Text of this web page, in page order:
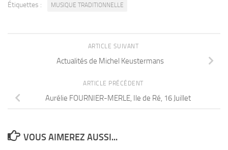
Étiquettes : MUSIQUE TRADITIONNELLE
ARTICLE SUIVANT
Actualités de Michel Keustermans
ARTICLE PRÉCÉDENT
Aurélie FOURNIER-MERLE, Ile de Ré, 16 Juillet
VOUS AIMEREZ AUSSI...